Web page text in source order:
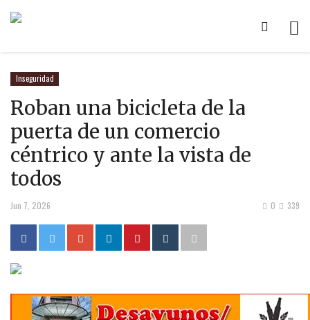
Inseguridad
Roban una bicicleta de la
puerta de un comercio
céntrico y ante la vista de
todos
Jun 7, 2026 339
0